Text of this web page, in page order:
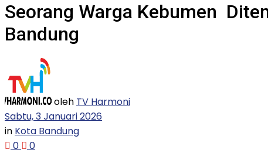
Seorang Warga Kebumen
Bandung
oleh TV Harmoni
Sabtu, 3 Januari 2026
in Kota Bandung
0
0